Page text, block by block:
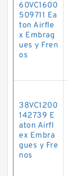
60VC1600
509711 Ea
ton Airfle
x Embrag
ues y Fren
os
38VC1200
142739 E
aton Airfl
ex Embra
gues y Fre
nos